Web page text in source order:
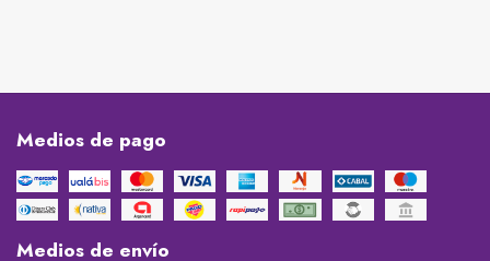
Medios de pago
Medios de envío